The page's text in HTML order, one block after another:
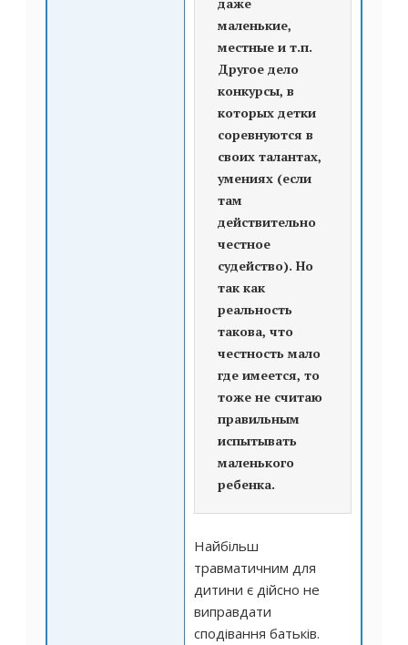
даже
маленькие,
местные и т.п.
Другое дело
конкурсы, в
которых детки
соревнуются в
своих талантах,
умениях (если
там
действительно
честное
судейство). Но
так как
реальность
такова, что
честность мало
где имеется, то
тоже не считаю
правильным
испытывать
маленького
ребенка.
Найбільш
травматичним для
дитини є дійсно не
виправдати
сподівання батьків.